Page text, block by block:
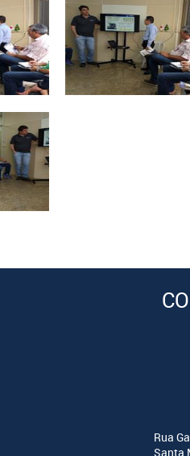
Rua
Santa